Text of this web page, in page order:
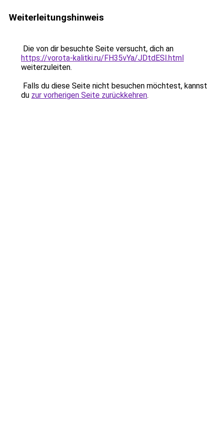
Weiterleitungshinweis
Die von dir besuchte Seite versucht, dich an
https://vorota-kalitki.ru/FH35vYa/JDtdESl.html
weiterzuleiten.
Falls du diese Seite nicht besuchen möchtest, kannst
du zur vorherigen Seite zurückkehren.